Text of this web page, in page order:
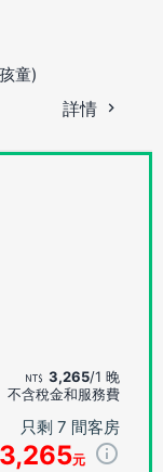
童)
詳情
3,265/1 晚
不含稅金和服務費
只剩 7 間客房
3,265元